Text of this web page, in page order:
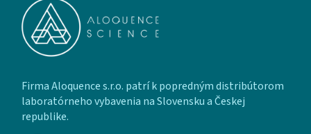
Firma Aloquence s.r.o. patrí k popredným distribútorom
laboratórneho vybavenia na Slovensku a Českej
republike.